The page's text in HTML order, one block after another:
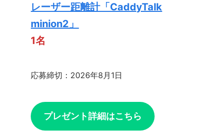
レーザー距離計「CaddyTalk
minion2」
1名
応募締切：2026年8月1日
プレゼント詳細はこちら